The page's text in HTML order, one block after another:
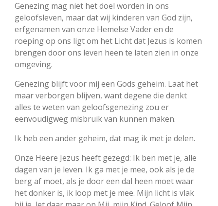
Genezing mag niet het doel worden in ons
geloofsleven, maar dat wij kinderen van God zijn,
erfgenamen van onze Hemelse Vader en de
roeping op ons ligt om het Licht dat Jezus is komen
brengen door ons leven heen te laten zien in onze
omgeving.
Genezing blijft voor mij een Gods geheim. Laat het
maar verborgen blijven, want degene die denkt
alles te weten van geloofsgenezing zou er
eenvoudigweg misbruik van kunnen maken.
Ik heb een ander geheim, dat mag ik met je delen.
Onze Heere Jezus heeft gezegd: Ik ben met je, alle
dagen van je leven. Ik ga met je mee, ook als je de
berg af moet, als je door een dal heen moet waar
het donker is, ik loop met je mee. Mijn licht is vlak